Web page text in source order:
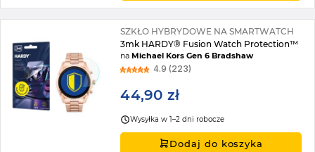
SZKŁO HYBRYDOWE NA SMARTWATCH
3mk HARDY® Fusion Watch Protection™
naMichael Kors Gen 6 Bradshaw
4.9 (223)
44,90 zł
Wysyłka w 1–2 dni robocze
Dodaj do koszyka